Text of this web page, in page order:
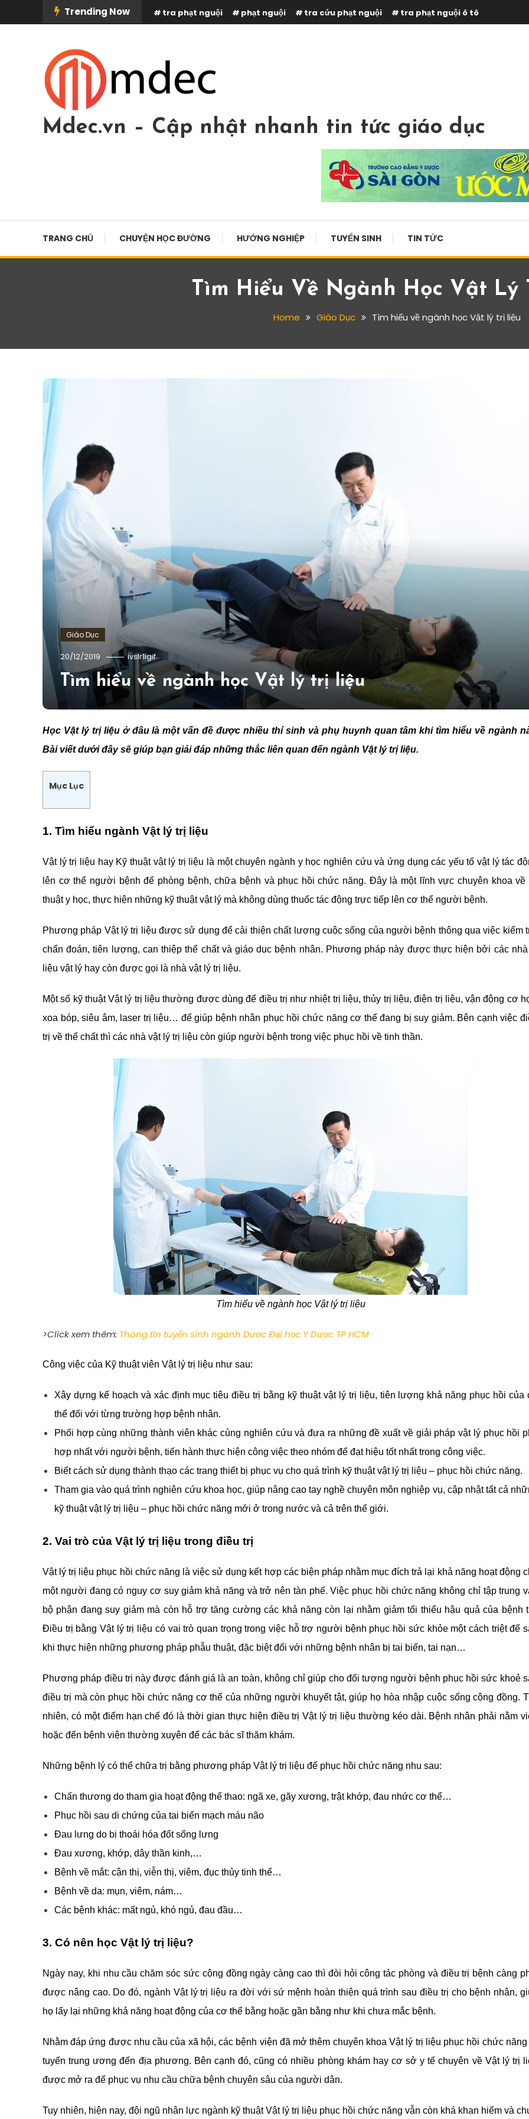
To
Trending Now tra phạt nguội phạt nguội tra cứu phạt nguội tra phạt nguội ô tô
Mdec.vn – Cập nhật nhanh tin tức giáo dục
TRANG CHỦ CHUYỆN HỌC ĐƯỜNG HƯỚNG NGHIỆP TUYỂN SINH TIN TỨC
Tìm Hiểu Về Ngành Học Vật Lý
Home Giáo Dục Tìm hiểu về ngành học Vật lý trị liệu
Giáo Dục
20/12/2019 ivslr1igif
Tìm hiểu về ngành học Vật lý trị liệu
Học Vật lý trị liệu ở đâu là một vấn đề được nhiều thí sinh và phụ huynh quan tâm khi tìm hiểu về ngành
Bài viết dưới đây sẽ giúp bạn giải đáp những thắc liên quan đến ngành Vật lý trị liệu.
Mục Lục
1. Tìm hiểu ngành Vật lý trị liệu
Vật lý trị liệu hay Kỹ thuật vật lý trị liệu là một chuyên ngành y học nghiên cứu và ứng dụng các yếu tố vật lý tác
lên cơ thể người bệnh để phòng bệnh, chữa bệnh và phục hồi chức năng. Đây là một lĩnh vực chuyên khoa về
thuật y học, thực hiện những kỹ thuật vật lý mà không dùng thuốc tác động trực tiếp lên cơ thể người bệnh.
Phương pháp Vật lý trị liệu được sử dụng để cải thiện chất lượng cuộc sống của người bệnh thông qua việc kiểm
chẩn đoán, tiên lượng, can thiệp thể chất và giáo dục bệnh nhân. Phương pháp này được thực hiện bởi các nhà
liệu vật lý hay còn được gọi là nhà vật lý trị liệu.
Một số kỹ thuật Vật lý trị liệu thường được dùng để điều trị như nhiệt trị liệu, thủy trị liệu, điện trị liệu, vận động cơ
xoa bóp, siêu âm, laser trị liệu… để giúp bệnh nhân phục hồi chức năng cơ thể đang bị suy giảm. Bên cạnh việc
trị về thể chất thì các nhà vật lý trị liệu còn giúp người bệnh trong việc phục hồi về tinh thần.
Tìm hiểu về ngành học Vật lý trị liệu
>Click xem thêm: Thông tin tuyển sinh ngành Dược Đại học Y Dược TP HCM
Công việc của Kỹ thuật viên Vật lý trị liệu như sau:
Xây dựng kế hoạch và xác định mục tiêu điều trị bằng kỹ thuật vật lý trị liệu, tiên lượng khả năng phục hồi của
thể đối với từng trường hợp bệnh nhân.
Phối hợp cùng những thành viên khác cùng nghiên cứu và đưa ra những đề xuất về giải pháp vật lý phục hồi
hợp nhất với người bệnh, tiến hành thực hiện công việc theo nhóm để đạt hiệu tốt nhất trong công việc.
Biết cách sử dụng thành thạo các trang thiết bị phục vụ cho quá trình kỹ thuật vật lý trị liệu – phục hồi chức năng.
Tham gia vào quá trình nghiên cứu khoa học, giúp nâng cao tay nghề chuyên môn nghiệp vụ, cập nhật tất cả
kỹ thuật vật lý trị liệu – phục hồi chức năng mới ở trong nước và cả trên thế giới.
2. Vai trò của Vật lý trị liệu trong điều trị
Vật lý trị liệu phục hồi chức năng là việc sử dụng kết hợp các biện pháp nhằm mục đích trả lại khả năng hoạt động
một người đang có nguy cơ suy giảm khả năng và trở nên tàn phế. Việc phục hồi chức năng không chỉ tập trung
bộ phận đang suy giảm mà còn hỗ trợ tăng cường các khả năng còn lại nhằm giảm tối thiểu hậu quả của bệnh
Điều trị bằng Vật lý trị liệu có vai trò quan trọng trong việc hỗ trợ người bệnh phục hồi sức khỏe một cách triệt để
khi thực hiện những phương pháp phẫu thuật, đặc biệt đối với những bệnh nhân bị tai biến, tai nạn…
Phương pháp điều trị này được đánh giá là an toàn, không chỉ giúp cho đối tượng người bệnh phục hồi sức khoẻ
điều trị mà còn phục hồi chức năng cơ thể của những người khuyết tật, giúp họ hòa nhập cuộc sống cộng đồng.
nhiên, có một điểm hạn chế đó là thời gian thực hiện điều trị Vật lý trị liệu thường kéo dài. Bệnh nhân phải nằm
hoặc đến bệnh viện thường xuyên để các bác sĩ thăm khám.
Những bệnh lý có thể chữa trị bằng phương pháp Vật lý trị liệu để phục hồi chức năng nhu sau:
Chấn thương do tham gia hoạt động thể thao: ngã xe, gãy xương, trật khớp, đau nhức cơ thể…
Phục hồi sau di chứng của tai biến mạch máu não
Đau lưng do bị thoái hóa đốt sống lưng
Đau xương, khớp, dây thần kinh,…
Bệnh về mắt: cận thị, viễn thị, viêm, đục thủy tinh thể…
Bệnh về da: mụn, viêm, nám…
Các bệnh khác: mất ngủ, khó ngủ, đau đầu…
3. Có nên học Vật lý trị liệu?
Ngày nay, khi nhu cầu chăm sóc sức cộng đồng ngày càng cao thì đòi hỏi công tác phòng và điều trị bệnh càng
được nâng cao. Do đó, ngành Vật lý trị liệu ra đời với sứ mệnh hoàn thiện quá trình sau điều trị cho bệnh nhân,
họ lấy lại những khả năng hoạt động của cơ thể bằng hoặc gần bằng như khi chưa mắc bệnh.
Nhằm đáp ứng được nhu cầu của xã hội, các bệnh viện đã mở thêm chuyên khoa Vật lý trị liệu phục hồi chức
tuyến trung ương đến địa phương. Bên cạnh đó, cũng có nhiều phòng khám hay cơ sở y tế chuyên về Vật lý trị
được mở ra để phục vụ nhu cầu chữa bệnh chuyên sâu của người dân.
Tuy nhiên, hiện nay, đội ngũ nhân lực ngành kỹ thuật Vật lý trị liệu phục hồi chức năng vẫn còn khá khan hiếm và